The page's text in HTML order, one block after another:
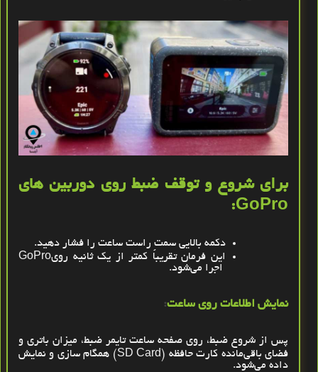
برای شروع و توقف ضبط روی دوربین های
GoPro
:
دکمه بالایی سمت راست ساعت را فشار دهید.
این فرمان تقریباً کمتر از یک ثانیه رویGoPro
اجرا می‌شود.
نمایش اطلاعات روی ساعت:
پس از شروع ضبط، روی صفحه ساعت تایمر ضبط، میزان باتری و
فضای باقی‌مانده کارت حافظه (SD Card) همگام ‌سازی و نمایش
داده می‌شود.